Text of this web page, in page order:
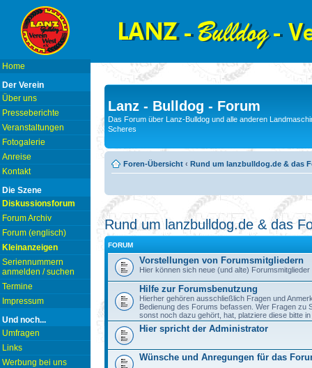
Home
Der Verein
Über uns
Presseberichte
Veranstaltungen
Fotogalerie
Anreise
Kontakt
Die Szene
Diskussionsforum
Forum Archiv
Forum (englisch)
Kleinanzeigen
Seriennummern
anmelden / suchen
Termine
Impressum
Und noch...
Umfragen
Links
Werbung bei uns
Lanz - Bulldog - Forum
Das Forum über Lanz-Bulldog und alle anderen
Scheres
Foren-Übersicht ‹ Rund um lanzbulldog.de & das
Rund um lanzbulldog.de & das
FORUM
Vorstellungen von Forumsmitgliedern
Hier können sich neue (und alte)
Hilfe zur Forumsbenutzung
Hierher gehören ausschließlich Fragen und
Bedienung des Forums befassen. Wer Fragen zu
sonst noch dazu gehört, hat, platziere diese bitte
Hier spricht der Administrator
Wünsche und Anregungen für das